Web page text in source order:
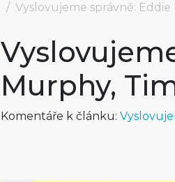
Vyslovujeme správně:
Murphy,
Komentáře k článku: